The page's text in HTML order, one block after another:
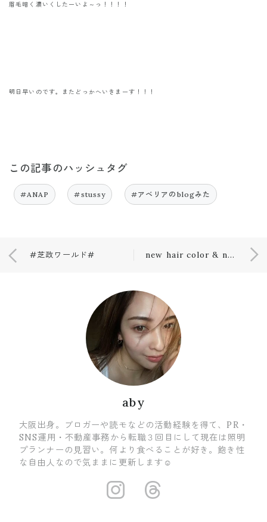
眉毛暗く濃いくしたーいよ～っ！！！！
明日早いのです。またどっかへいきまーす！！！
この記事のハッシュタグ
#ANAP #stussy #アベリアのblogみた
#芝政ワールド# new hair color & nail
aby
大阪出身。ブロガーや読モなどの活動経験を得て、PR・
SNS運用・不動産事務から転職３回目にして現在は照明
プランナーの見習い。何より食べることが好き。飽き性
な自由人なので気ままに更新します☺
https://